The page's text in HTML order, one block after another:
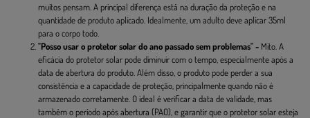
muitos pensam. A principal diferença está na duração da proteção e na
quantidade de produto aplicado. Idealmente, um adulto deve aplicar 35ml
para o corpo todo.
"Posso usar o protetor solar do ano passado sem problemas" - Mito. A
eficácia do protetor solar pode diminuir com o tempo, especialmente após a
data de abertura do produto. Além disso, o produto pode perder a sua
consistência e a capacidade de proteção, principalmente quando não é
armazenado corretamente. O ideal é verificar a data de validade, mas
também o período após abertura (PAO), e garantir que o protetor solar esteja